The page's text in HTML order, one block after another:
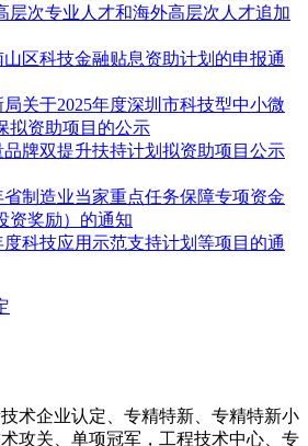
层次专业人才和海外高层次人才追加
山区科技金融贴息资助计划的申报通
关于2025年度深圳市科技型中小微
拟资助项目的公示
品牌双提升扶持计划拟资助项目公示
省制造业当家重点任务保障专项资金
资奖励）的通知
度科技应用示范支持计划等项目的通